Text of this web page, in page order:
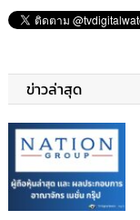
ข่าวล่าสุด